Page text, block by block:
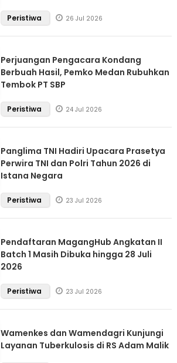
Peristiwa 26 Jul 2026
Perjuangan Pengacara Kondang
Berbuah Hasil, Pemko Medan Rubuhkan
Tembok PT SBP
Peristiwa 24 Jul 2026
Panglima TNI Hadiri Upacara Prasetya
Perwira TNI dan Polri Tahun 2026 di
Istana Negara
Peristiwa 23 Jul 2026
Pendaftaran MagangHub Angkatan II
Batch 1 Masih Dibuka hingga 28 Juli
2026
Peristiwa 23 Jul 2026
Wamenkes dan Wamendagri Kunjungi
Layanan Tuberkulosis di RS Adam Malik